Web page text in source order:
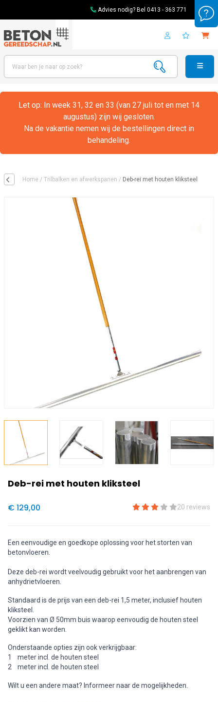
Advies nodig? Bel 0413 - 363 771
Let op: In week 31, 32 en 33 (van 27 juli tot en met 14
augustus) zijn wij gesloten.
Na de vakantie nemen wij de bestellingen direct in
behandeling.
Home / Trilbalken en afwerkspanen / Deb-rei met houten kliksteel
Deb-rei met houten kliksteel
€ 129,00 20 reviews
Een eenvoudige en goedkope oplossing voor het storten van
betonvloeren.
Deze deb-rei wordt veelvoudig gebruikt voor het aanbrengen van
anhydrietvloeren.
Standaard is de prijs van een deb-rei 1,5 meter, inclusief houten
kliksteel.
Voorzien van Ø 50mm buis waarop eenvoudig de houten steel
geklikt kan worden.
Onderstaande opties zijn ook verkrijgbaar:
1 meter incl. de houten steel
2 meter incl. de houten steel
Wilt u een andere maat? Informeer naar de mogelijkheden.